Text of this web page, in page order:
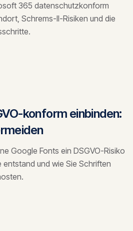
365 datenschutzkonform
Schrems-II-Risiken und die
konform einbinden:
Google Fonts ein DSGVO-Risiko
entstand und wie Sie Schriften